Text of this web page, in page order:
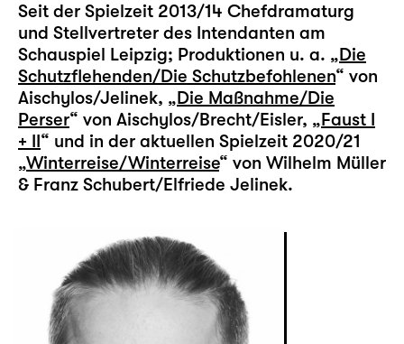
Seit der Spielzeit 2013/14 Chefdramaturg
und Stellvertreter des Intendanten am
Schauspiel Leipzig; Produktionen u. a. „Die
Schutzflehenden/Die Schutzbefohlenen“ von
Aischylos/Jelinek, „Die Maßnahme/Die
Perser“ von Aischylos/Brecht/Eisler, „Faust I
+ II“ und in der aktuellen Spielzeit 2020/21
„Winterreise/Winterreise“ von Wilhelm Müller
& Franz Schubert/Elfriede Jelinek.